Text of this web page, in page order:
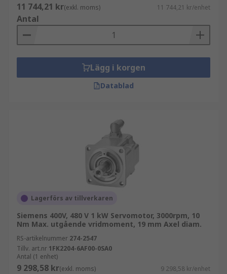
11 744,21 kr(exkl. moms) 11 744,21 kr/enhet
Antal
Lägg i korgen
Datablad
Lagerförs av tillverkaren
Siemens 400V, 480 V 1 kW Servomotor, 3000rpm, 10
Nm Max. utgående vridmoment, 19 mm Axel diam.
RS-artikelnummer 274-2547
Tillv. art.nr 1FK2204-6AF00-0SA0
Antal (1 enhet)
9 298,58 kr(exkl. moms) 9 298,58 kr/enhet